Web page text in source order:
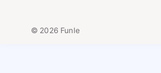
© 2026 Funle